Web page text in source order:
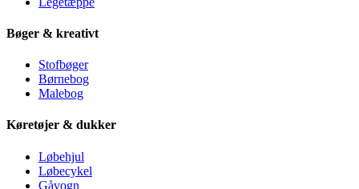
Bøger & kreativt
Stofbøger
Børnebog
Malebog
Køretøjer & dukker
Løbehjul
Løbecykel
Gåvogn